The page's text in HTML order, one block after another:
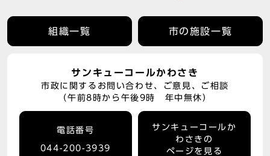
組織一覧 市の施設一覧
サンキューコールかわさき
市政に関するお問い合わせ、ご意見、ご相談
（午前8時から午後9時 年中無休）
電話番号
044-200-3939
サンキューコールか
わさきの
ページを見る